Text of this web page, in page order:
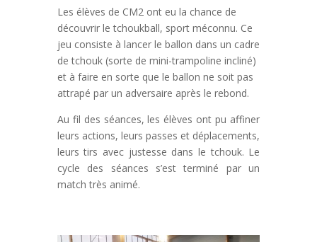
Les élèves de CM2 ont eu la chance de
découvrir le tchoukball, sport méconnu. Ce
jeu consiste à lancer le ballon dans un cadre
de tchouk (sorte de mini-trampoline incliné)
et à faire en sorte que le ballon ne soit pas
attrapé par un adversaire après le rebond.
Au fil des séances, les élèves ont pu affiner
leurs actions, leurs passes et déplacements,
leurs tirs avec justesse dans le tchouk. Le
cycle des séances s’est terminé par un
match très animé.